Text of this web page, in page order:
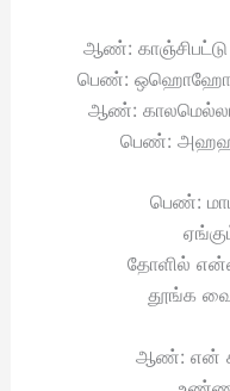
ஆண்:
பெண்:
ஆண்:
பெண்:
பெண்:
தோளில்
தூங்க
ஆண்: என்